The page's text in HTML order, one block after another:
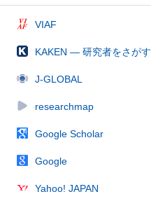
VIAF
KAKEN — 研究者をさがす
J-GLOBAL
researchmap
Google Scholar
Google
Yahoo! JAPAN